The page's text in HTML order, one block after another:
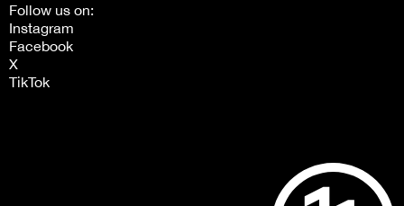
Follow us on:
Instagram
Facebook
X
TikTok